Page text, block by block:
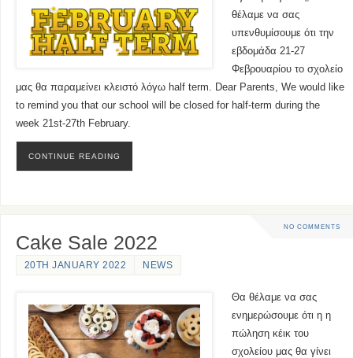
θέλαμε να σας
υπενθυμίσουμε ότι την
εβδομάδα 21-27
Φεβρουαρίου το σχολείο
μας θα παραμείνει κλειστό λόγω half term. Dear Parents, We would like
to remind you that our school will be closed for half-term during the
week 21st-27th February.
CONTINUE READING
NO COMMENTS
Cake Sale 2022
20TH JANUARY 2022 NEWS
Θα θέλαμε να σας
ενημερώσουμε ότι η η
πώληση κέικ του
σχολείου μας θα γίνει